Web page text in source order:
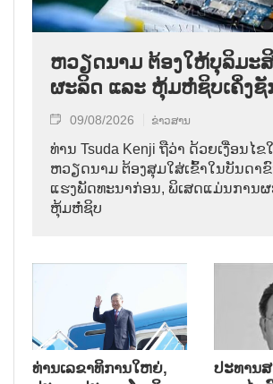
ຫວຽດນາມ ຕ້ອງໃຫ້ບຸລິມະ
ຜະລິດ ແລະ ຫຸ້ມຫໍ່ຊິບເຄິ່ງຊັ
09/08/2026 ຂ່າວສານ
ທ່ານ Tsuda Kenji ຖືວ່າ ດ້ວຍເງື່ອນໄຂ
ຫວຽດນາມ ຕ້ອງສຸມໃສ່ເຂົ້າໃນບັນດາຂົ
ແຮງພັດທະນາກ່ອນ, ພິເສດແມ່ນການ
ຫຸ້ມຫໍ່ຊິບ
ທ່ານເລຂາທິການໃຫຍ່,
ປະທານ